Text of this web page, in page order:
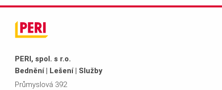
PERI, spol. s r.o.
Bednění | Lešení | Služby
Průmyslová 392